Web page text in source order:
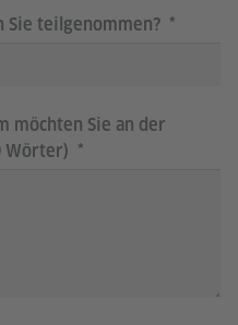
Sie teilgenommen?
möchten Sie an der
Wörter)